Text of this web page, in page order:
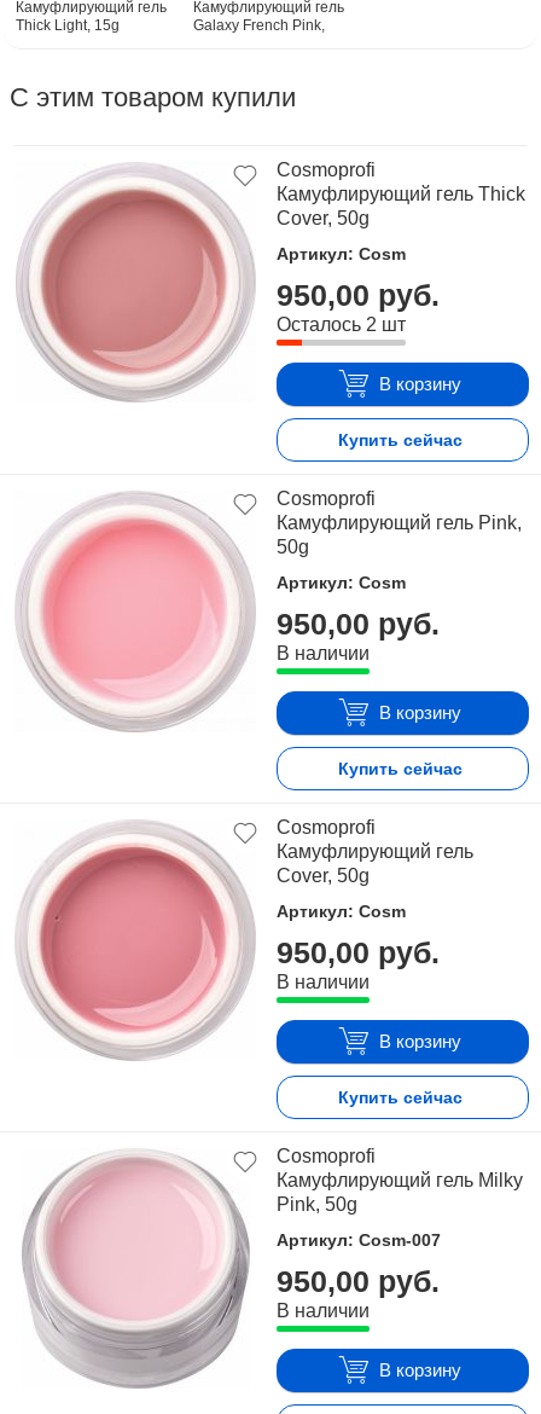
Камуфлирующий гель
Thick Light, 15g
Камуфлирующий гель
Galaxy French Pink,
С этим товаром купили
Cosmoprofi
Камуфлирующий гель Thick
Cover, 50g
Артикул: Cosm
950,00 руб.
Осталось 2 шт
В корзину
Купить сейчас
Cosmoprofi
Камуфлирующий гель Pink,
50g
Артикул: Cosm
950,00 руб.
В наличии
В корзину
Купить сейчас
Cosmoprofi
Камуфлирующий гель
Cover, 50g
Артикул: Cosm
950,00 руб.
В наличии
В корзину
Купить сейчас
Cosmoprofi
Камуфлирующий гель Milky
Pink, 50g
Артикул: Cosm-007
950,00 руб.
В наличии
В корзину